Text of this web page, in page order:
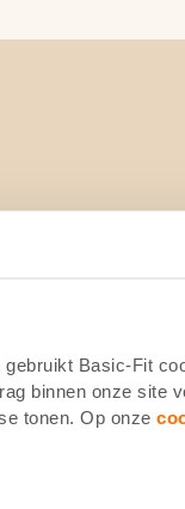
Basic-Fit
binnen onze site
tonen. Op onze